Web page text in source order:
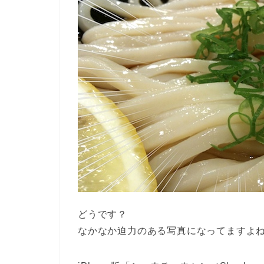
どうです？
なかなか迫力のある写真になってますよ